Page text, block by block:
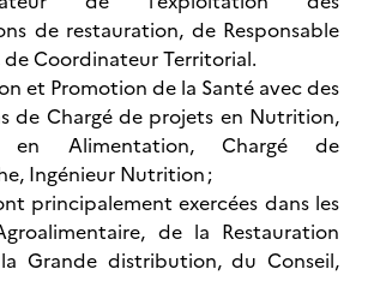
de restauration, de Responsable
de Coordinateur Territorial.
et Promotion de la Santé avec des
de Chargé de projets en Nutrition,
en Alimentation, Chargé de
Ingénieur Nutrition ;
principalement exercées dans les
de la Restauration
Grande distribution, du Conseil,